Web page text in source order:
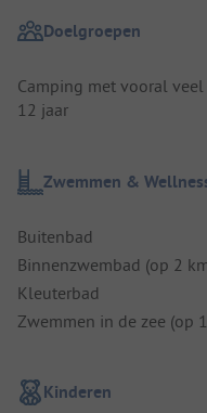
Doelgroepen
Camping met vooral
12 jaar
Zwemmen &
Buitenbad
Binnenzwembad (op 2
Kleuterbad
Zwemmen in de zee (op
Kinderen